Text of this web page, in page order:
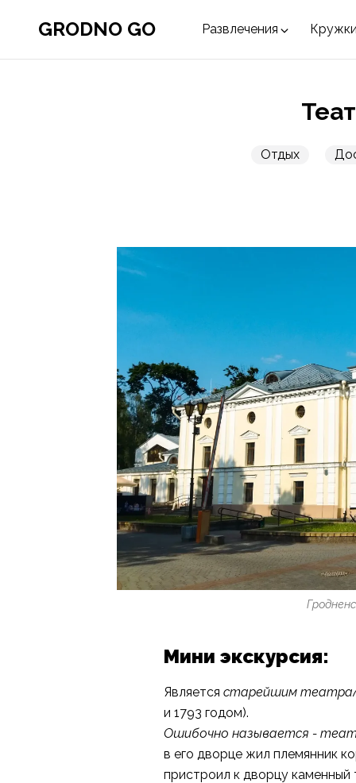
GRODNO GO Развлечения
Отдых
Мини экскурсия:
Является старейшим
и 1793 годом).
Ошибочно называется -
в его дворце жил племянник
пристроил к дворцу каменный